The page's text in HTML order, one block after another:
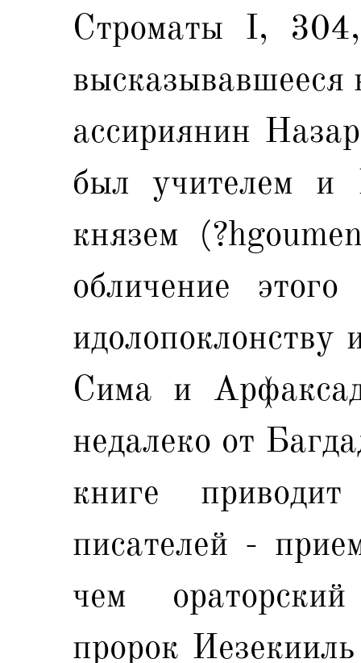
Строматы I, 304,
высказывавшееся
ассириянин
был учителем и
князем
обличение
идолопоклонству
Сима и
недалеко от
книге
писателей -
чем
пророк